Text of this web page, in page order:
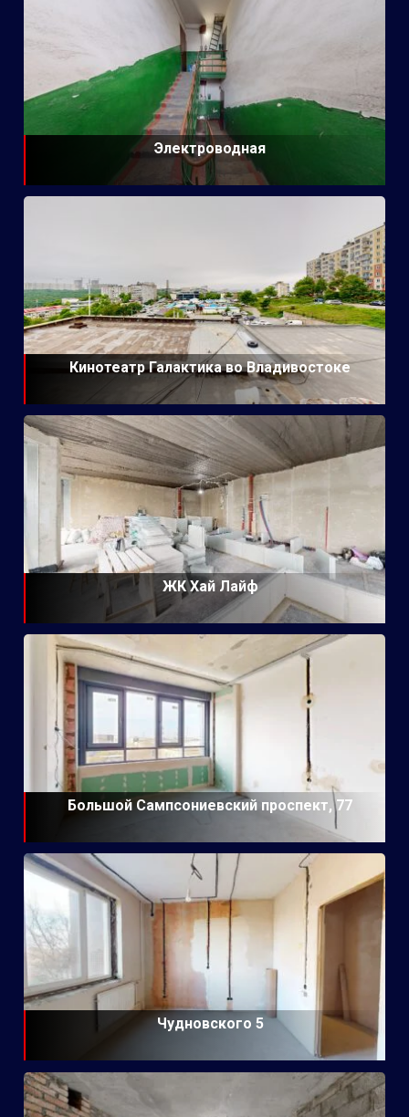
Электроводная
Кинотеатр Галактика во Владивостоке
ЖК Хай Лайф
Большой Сампсониевский проспект, 77
Чудновского 5